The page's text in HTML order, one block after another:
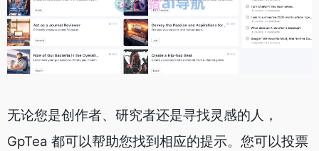
无论您是创作者、研究者还是寻找灵感的人，
GpTea 都可以帮助您找到相应的提示。您可以投票